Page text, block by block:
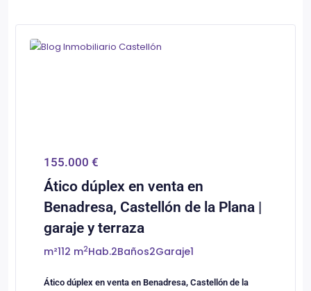
0 Castellón/Castelló
155.000 €
Ático dúplex en venta en
Benadresa, Castellón de la Plana |
garaje y terraza
m²112 m2Hab.2Baños2Garaje1
Ático dúplex en venta en Benadresa, Castellón de la